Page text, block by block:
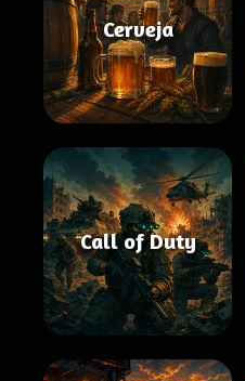
Cerveja
Call of Duty